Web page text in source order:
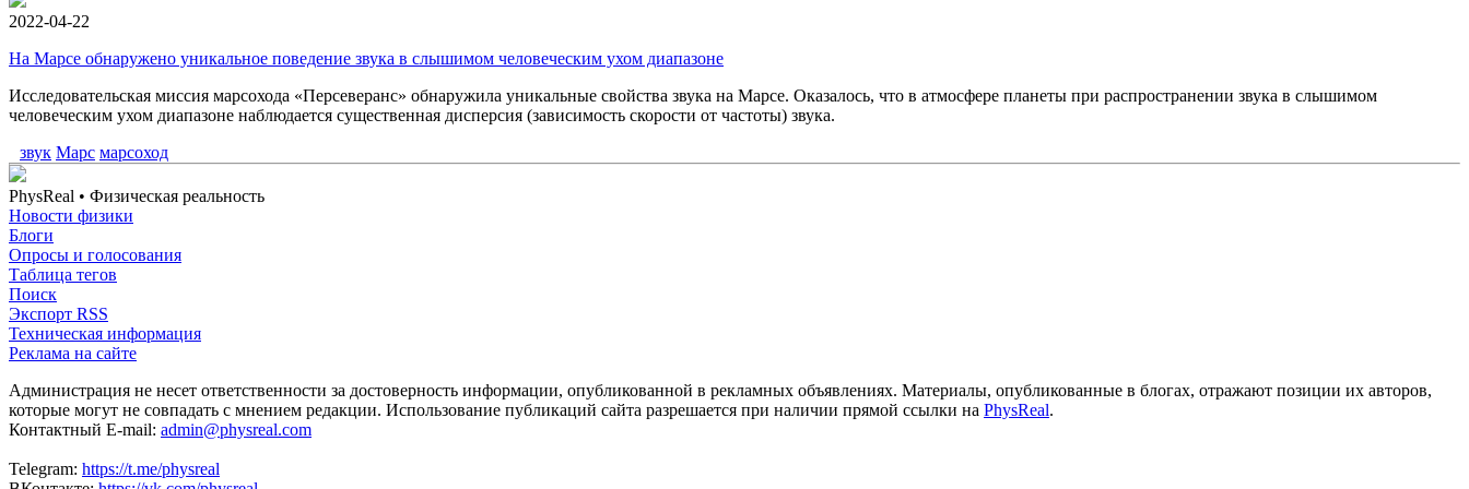
2022-04-22
На Марсе обнаружено уникальное поведение звука в слышимом человеческим ухом диапазоне
Исследовательская миссия марсохода «Персеверанс» обнаружила уникальные свойства звука на Марсе. Оказалось, что в атмосфере планеты при распространении звука в слышимом
человеческим ухом диапазоне наблюдается существенная дисперсия (зависимость скорости от частоты) звука.
звук Марс марсоход
PhysReal • Физическая реальность
Новости физики
Блоги
Опросы и голосования
Таблица тегов
Поиск
Экспорт RSS
Техническая информация
Реклама на сайте
Администрация не несет ответственности за достоверность информации, опубликованной в рекламных объявлениях. Материалы, опубликованные в блогах, отражают позиции их авторов,
которые могут не совпадать с мнением редакции. Использование публикаций сайта разрешается при наличии прямой ссылки на PhysReal.
Контактный E-mail: admin@physreal.com
Telegram: https://t.me/physreal